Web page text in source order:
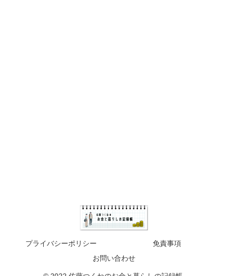
プライバシーポリシー
免責事項
お問い合わせ